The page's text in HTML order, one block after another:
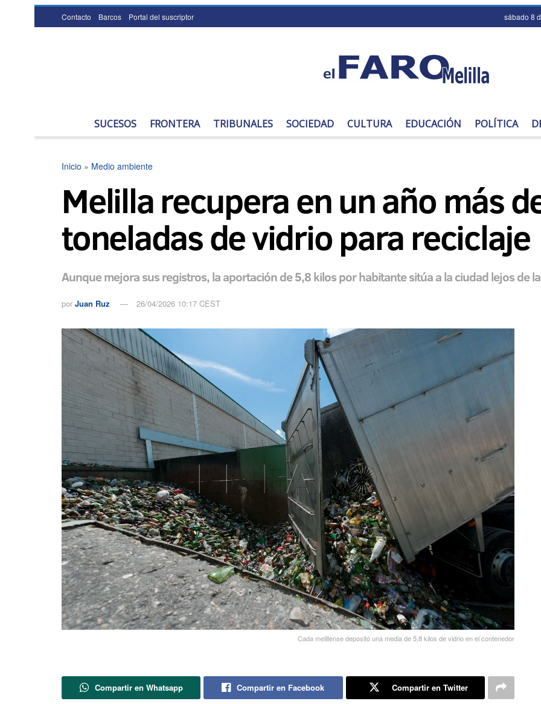
Contacto Barcos Portal del suscriptor sábado 8
SUCESOS FRONTERA TRIBUNALES SOCIEDAD CULTURA EDUCACIÓN POLÍTICA
Inicio » Medio ambiente
Melilla recupera en un año más
toneladas de vidrio para reciclaje
Aunque mejora sus registros, la aportación de 5,8 kilos por habitante sitúa a la ciudad lejos de
por Juan Ruz 26/04/2026 10:17 CEST
Cada melillense depositó una media de 5,8 kilos de vidrio en el contenedor
Compartir en Whatsapp Compartir en Facebook Compartir en Twitter